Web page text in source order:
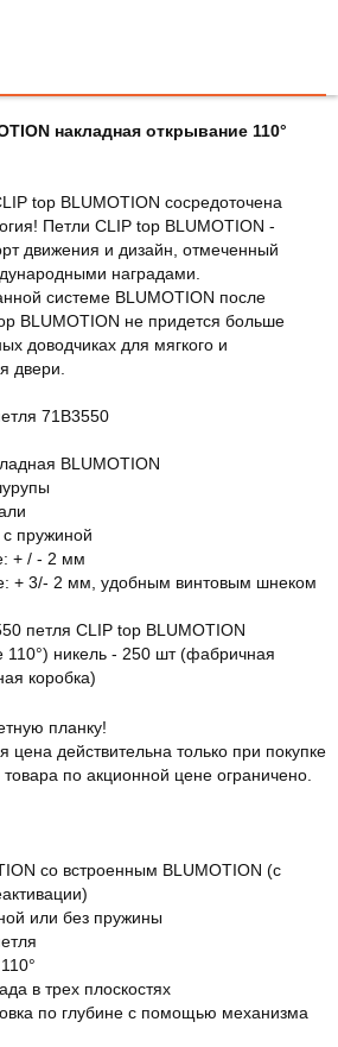
накладная открывание 110°
top BLUMOTION сосредоточена
Петли CLIP top BLUMOTION -
движения и дизайн, отмеченный
наградами.
системе BLUMOTION после
BLUMOTION не придется больше
доводчиках для мягкого и
двери.
71B3550
BLUMOTION
пружинoй
+ / - 2 мм
+ 3/- 2 мм, удобным винтовым шнеком
петля CLIP top BLUMOTION
110°) никель - 250 шт (фабричная
коробка)
планку!
действительна только при покупке
по акционной цене ограничено.
со встроенным BLUMOTION (с
или без пружины
в трех плоскостях
по глубине с помощью механизма